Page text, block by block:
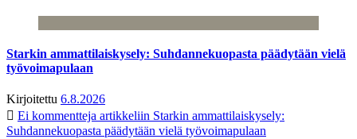
Starkin ammattilaiskysely: Suhdannekuopasta päädytään vielä
työvoimapulaan
Kirjoitettu 6.8.2026
Ei kommentteja artikkeliin Starkin ammattilaiskysely:
Suhdannekuopasta päädytään vielä työvoimapulaan